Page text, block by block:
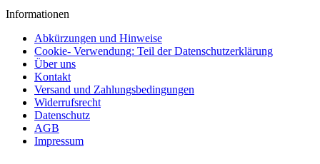
Informationen
Abkürzungen und Hinweise
Cookie- Verwendung: Teil der Datenschutzerklärung
Über uns
Kontakt
Versand und Zahlungsbedingungen
Widerrufsrecht
Datenschutz
AGB
Impressum